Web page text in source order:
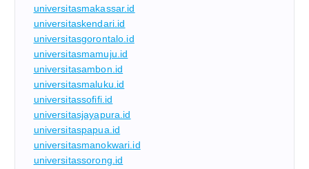
universitasmakassar.id
universitaskendari.id
universitasgorontalo.id
universitasmamuju.id
universitasambon.id
universitasmaluku.id
universitassofifi.id
universitasjayapura.id
universitaspapua.id
universitasmanokwari.id
universitassorong.id